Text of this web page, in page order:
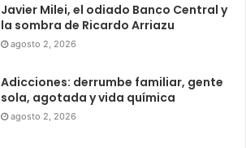
Javier Milei, el odiado Banco Central y
la sombra de Ricardo Arriazu
agosto 2, 2026
Adicciones: derrumbe familiar, gente
sola, agotada y vida química
agosto 2, 2026